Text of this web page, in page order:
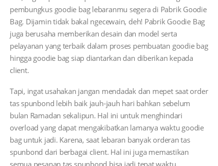
pembungkus goodie bag lebaranmu segera di Pabrik Goodie
Bag. Dijamin tidak bakal ngecewain, deh! Pabrik Goodie Bag
juga berusaha memberikan desain dan model serta
pelayanan yang terbaik dalam proses pembuatan goodie bag
hingga goodie bag siap diantarkan dan diberikan kepada
client.
Tapi, ingat usahakan jangan mendadak dan mepet saat order
tas spunbond lebih baik jauh-jauh hari bahkan sebelum
bulan Ramadan sekalipun. Hal ini untuk menghindari
overload yang dapat mengakibatkan lamanya waktu goodie
bag untuk jadi. Karena, saat lebaran banyak orderan tas
spunbond dari berbagai client. Hal ini juga memastikan